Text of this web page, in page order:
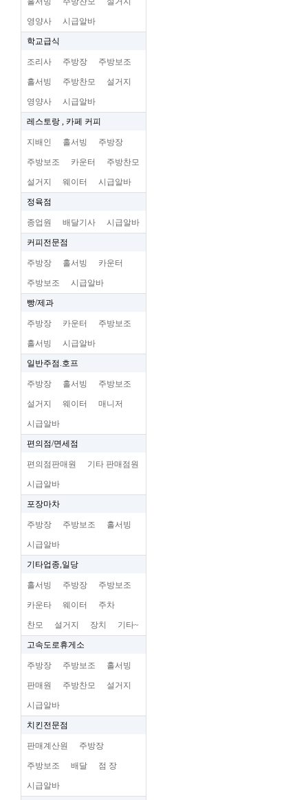
영양사 시급알바
학교급식
조리사 주방장 주방보조
홀서빙 주방찬모 설거지
영양사 시급알바
레스토랑 , 카페 커피
지배인 홀서빙 주방장
주방보조 카운터 주방찬모
설거지 웨이터 시급알바
정육점
종업원 배달기사 시급알바
커피전문점
주방장 홀서빙 카운터
주방보조 시급알바
빵/제과
주방장 카운터 주방보조
홀서빙 시급알바
일반주점.호프
주방장 홀서빙 주방보조
설거지 웨이터 매니저
시급알바
편의점/면세점
편의점판매원 기타 판매점원
시급알바
포장마차
주방장 주방보조 홀서빙
시급알바
기타업종,일당
홀서빙 주방장 주방보조
카운타 웨이터 주차
찬모 설거지 장치 기타~
고속도로휴게소
주방장 주방보조 홀서빙
판매원 주방찬모 설거지
시급알바
치킨전문점
판매계산원 주방장
주방보조 배달 점 장
시급알바